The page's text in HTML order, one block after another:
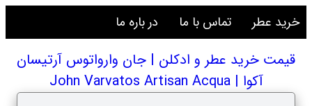
خرید عطر تماس با ما در باره ما
قیمت خرید عطر و ادکلن | جان وارواتوس آرتیسان
آکوا | John Varvatos Artisan Acqua